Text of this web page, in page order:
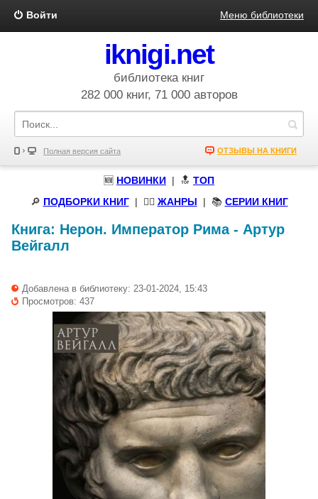
Войти Меню библиотеки
iknigi.net
библиотека книг
282 000 книг, 71 000 авторов
Полная версия сайта ОТЗЫВЫ НА КНИГИ
🆕 НОВИНКИ | 🔝 ТОП
🔎 ПОДБОРКИ КНИГ| 🧝‍♀️ ЖАНРЫ | 📚 СЕРИИ КНИГ
Книга: Нерон. Император Рима- Артур
Вейгалл
Добавлена в библиотеку: 23-01-2024, 15:43
Просмотров: 437